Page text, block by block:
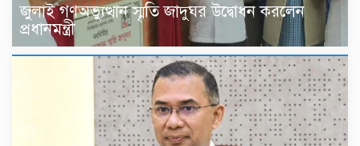
জুলাই গণঅভ্যুত্থান স্মৃতি জাদুঘর উদ্বোধন করলেন
প্রধানমন্ত্রী